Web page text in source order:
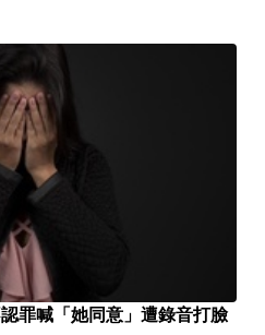
罪喊「她同意」遭錄音打臉